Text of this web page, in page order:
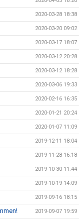
2020-03-28 18:38
2020-03-20 09:02
2020-03-17 18:07
2020-03-12 20:28
2020-03-12 18:28
2020-03-06 19:33
2020-02-16 16:35
2020-01-21 20:24
2020-01-07 11:09
2019-12-11 18:04
2019-11-28 16:18
2019-10-30 11:44
2019-10-19 14:09
2019-09-16 18:15
2019-09-07 19:59